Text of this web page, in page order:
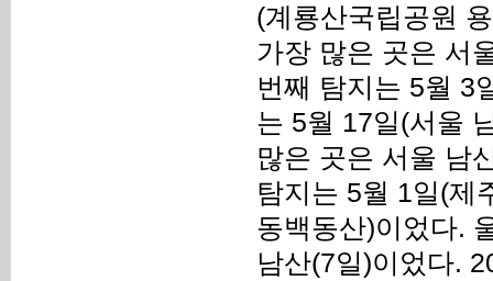
(계룡산국립공원
가장 많은 곳은 서
번째 탐지는 5월 3
는 5월 17일(서울
많은 곳은 서울 남
탐지는 5월 1일(제
동백동산)이었다.
남산(7일)이었다.